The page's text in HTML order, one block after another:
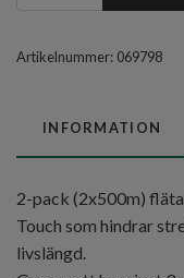
Artikelnummer: 069798
INFORMATION
2-pack (2x500m)
Touch som hindrar
livslängd.